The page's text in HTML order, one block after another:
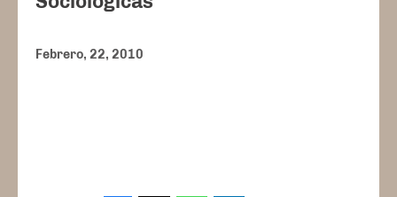
Febrero, 22, 2010